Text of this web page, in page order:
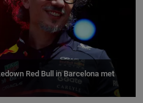
Red Bull in Barcelona met